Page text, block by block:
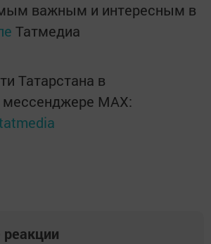
важным и интересным в
Татмедиа
Татарстана в
MАХ:
реакции